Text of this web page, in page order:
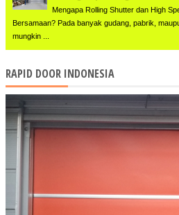
Mengapa Rolling Shutter dan High
Bersamaan? Pada banyak gudang, pabrik,
mungkin ...
RAPID DOOR INDONESIA